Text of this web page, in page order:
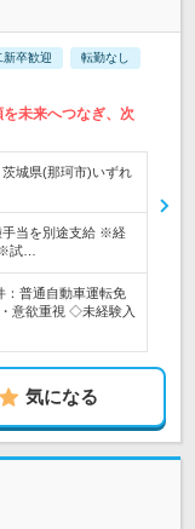
新卒歓迎 転勤なし
未来へつなぎ、次
茨城県(那珂市)いずれ
手当を別途支給 ※経
試…
：普通自動車運転免
意欲重視 ◇未経験入
気になる